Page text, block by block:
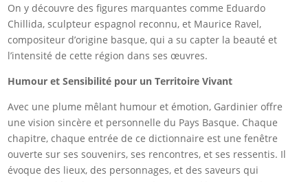
On y découvre des figures marquantes comme Eduardo
Chillida, sculpteur espagnol reconnu, et Maurice Ravel,
compositeur d’origine basque, qui a su capter la beauté et
l’intensité de cette région dans ses œuvres.
Humour et Sensibilité pour un Territoire Vivant
Avec une plume mêlant humour et émotion, Gardinier offre
une vision sincère et personnelle du Pays Basque. Chaque
chapitre, chaque entrée de ce dictionnaire est une fenêtre
ouverte sur ses souvenirs, ses rencontres, et ses ressentis. Il
évoque des lieux, des personnages, et des saveurs qui